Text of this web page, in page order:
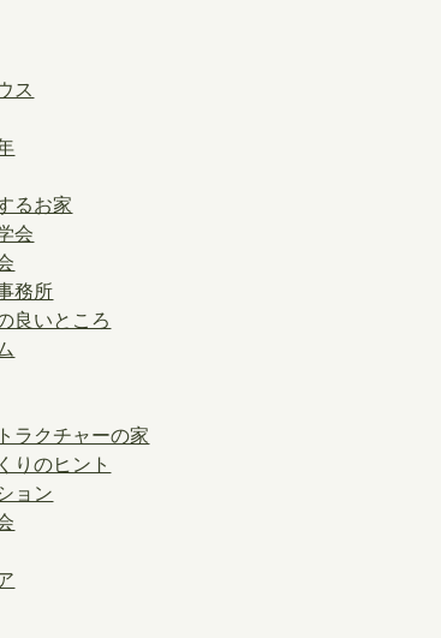
ス
るお家
会
務所
良いところ
ラクチャーの家
りのヒント
ョン